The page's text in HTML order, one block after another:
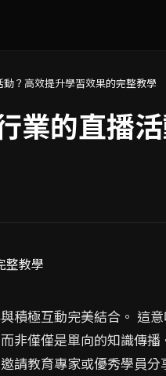
？高效提升學習效果的完整教學
業的直播
積極互動完美結合。 這
非僅僅是單向的知識傳播
請教育專家或優秀學員分